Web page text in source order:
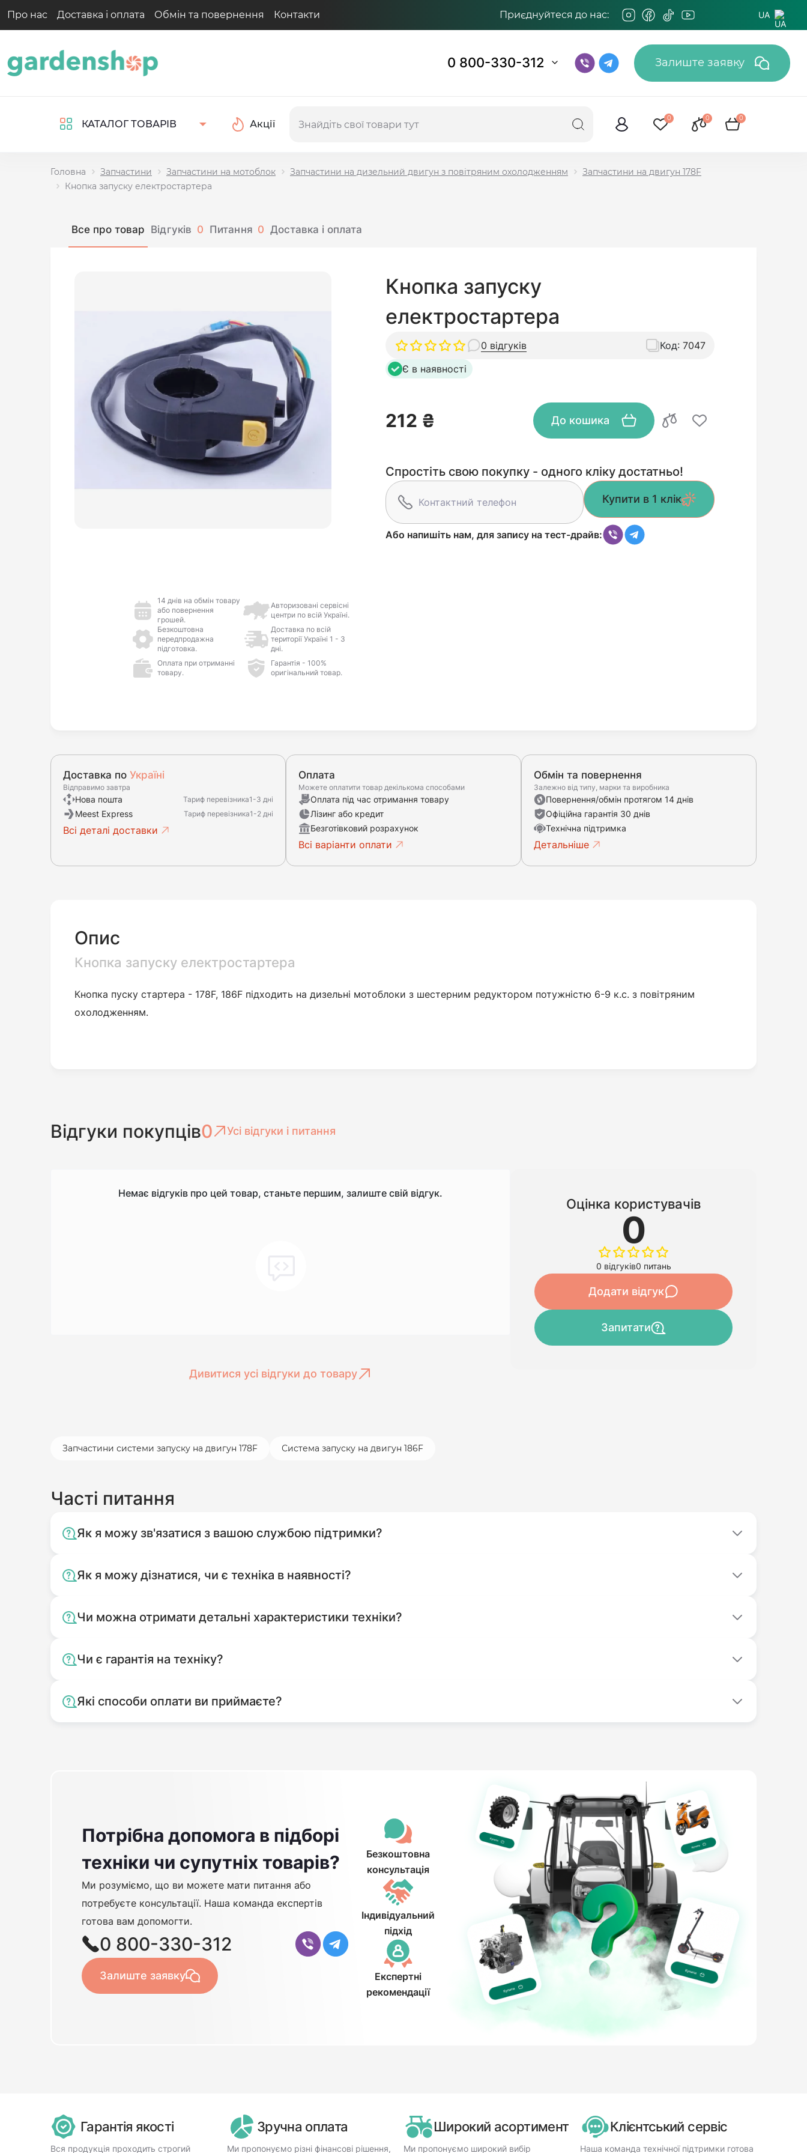
Про нас Доставка і оплата Обмін та повернення Контакти Приєднуйтеся до нас: UA
0 800-330-312 Залиште заявку
КАТАЛОГ ТОВАРІВ Акції
0 0 0
Головна Запчастини Запчастини на мотоблок Запчастини на дизельний двигун з повітряним охолодженням
Запчастини на двигун 178F
Кнопка запуску електростартера
Все про товар Відгуків 0 Питання 0 Доставка і оплата
14 днів на обмін товару
або повернення
грошей.
Авторизовані сервісні
центри по всій Україні.
Безкоштовна
передпродажна
підготовка.
Доставка по всій
території Україні 1 - 3
дні.
Оплата при отриманні
товару.
Гарантія - 100%
оригінальний товар.
Кнопка запуску
електростартера
0 відгуків Код: 7047
Є в наявності
212 ₴ До кошика
Спростіть свою покупку - одного кліку достатньо!
Купити в 1 клік
Або напишіть нам, для запису на тест-драйв:
Доставка по Україні
Відправимо завтра
Нова пошта Тариф перевізника1-3 дні
Meest Express Тариф перевізника1-2 дні
Всі деталі доставки
Оплата
Можете оплатити товар декількома способами
Оплата під час отримання товару
Лізинг або кредит
Безготівковий розрахунок
Всі варіанти оплати
Обмін та повернення
Залежно від типу, марки та виробника
Повернення/обмін протягом 14 днів
Офіційна гарантія 30 днів
Технічна підтримка
Детальніше
Опис
Кнопка запуску електростартера
Кнопка пуску стартера - 178F, 186F підходить на дизельні мотоблоки з шестерним редуктором потужністю 6-9 к.с. з повітряним
охолодженням.
Відгуки покупців0 Усі відгуки і питання
Немає відгуків про цей товар, станьте першим, залиште свій відгук.
Дивитися усі відгуки до товару
Оцінка користувачів
0
0 відгуків0 питань
Додати відгук
Запитати
Запчастини системи запуску на двигун 178F Система запуску на двигун 186F
Часті питання
Як я можу зв'язатися з вашою службою підтримки?
Як я можу дізнатися, чи є техніка в наявності?
Чи можна отримати детальні характеристики техніки?
Чи є гарантія на техніку?
Які способи оплати ви приймаєте?
Потрібна допомога в підборі
техніки чи супутніх товарів?
Ми розуміємо, що ви можете мати питання або
потребуєте консультації. Наша команда експертів
готова вам допомогти.
0 800-330-312
Залиште заявку
Безкоштовна
консультація
Індивідуальний
підхід
Експертні
рекомендації
Гарантія якості
Вся продукція проходить строгий
Зручна оплата
Ми пропонуємо різні фінансові рішення,
Широкий асортимент
Ми пропонуємо широкий вибір
Клієнтський сервіс
Наша команда технічної підтримки готова